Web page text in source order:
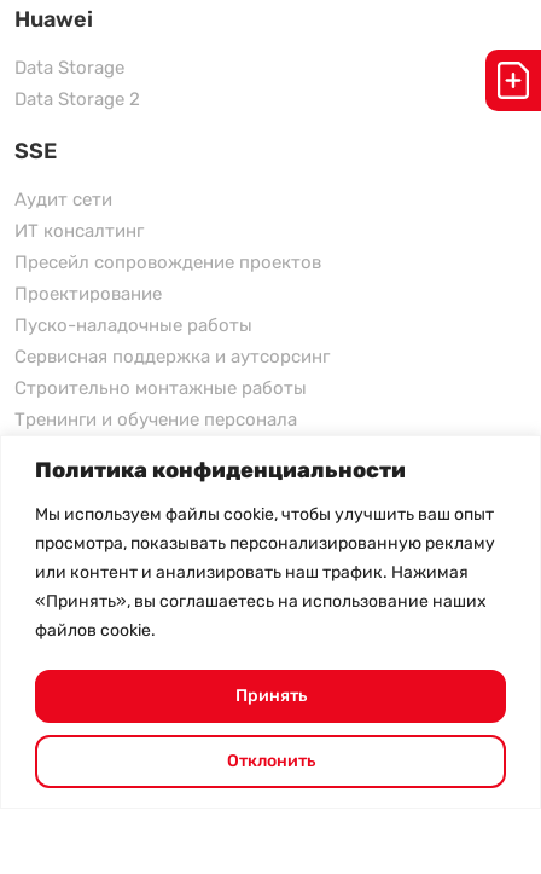
Политика конфиденциальности
Мы используем файлы cookie, чтобы улучшить ваш опыт
просмотра, показывать персонализированную рекламу
или контент и анализировать наш трафик. Нажимая
«Принять», вы соглашаетесь на использование наших
файлов cookie.
Отклонить
Принять
Huawei
Data Storage
Data Storage 2
SSE
Аудит сети
ИТ консалтинг
Пресейл сопровождение проектов
Проектирование
Пуско-наладочные работы
Сервисная поддержка и аутсорсинг
Строительно монтажные работы
Тренинги и обучение персонала
xFusion
xFusion
xFusion AI Solution
Цены на товары не являются публичной офертой и
- Политика конфиденциальности- Возврат товара
© 2026.SHANGHAI SYSTEM ENGINEERING.Все права
защищены.